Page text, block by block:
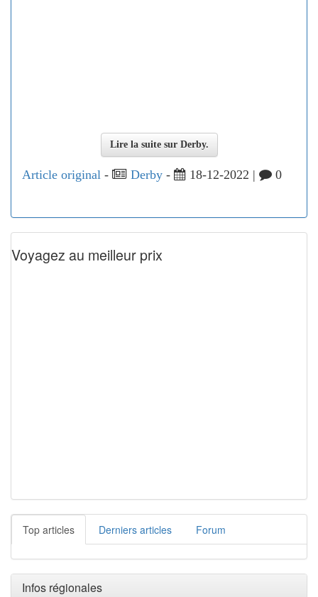
Lire la suite sur Derby.
Article original - Derby - 18-12-2022 | 0
Voyagez au meilleur prix
Top articles Derniers articles Forum
Infos régionales